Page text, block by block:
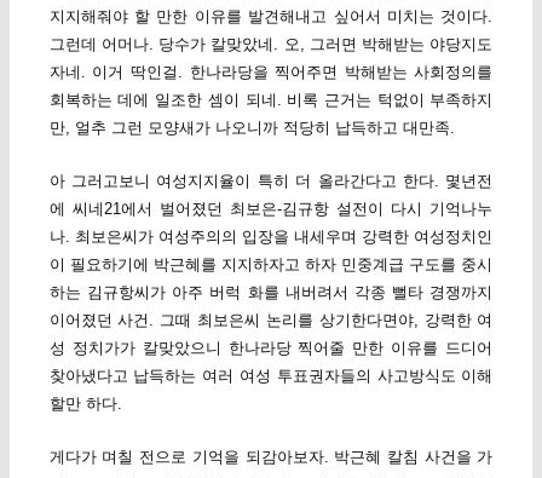
지지해줘야 할 만한 이유를 발견해내고 싶어서 미치는 것이다.
그런데 어머나. 당수가 칼맞았네. 오, 그러면 박해받는 야당지도
자네. 이거 딱인걸. 한나라당을 찍어주면 박해받는 사회정의를
회복하는 데에 일조한 셈이 되네. 비록 근거는 턱없이 부족하지
만, 얼추 그런 모양새가 나오니까 적당히 납득하고 대만족.
아 그러고보니 여성지지율이 특히 더 올라간다고 한다. 몇년전
에 씨네21에서 벌어졌던 최보은-김규항 설전이 다시 기억나누
나. 최보은씨가 여성주의의 입장을 내세우며 강력한 여성정치인
이 필요하기에 박근혜를 지지하자고 하자 민중계급 구도를 중시
하는 김규항씨가 아주 버럭 화를 내버려서 각종 뻘타 경쟁까지
이어졌던 사건. 그때 최보은씨 논리를 상기한다면야, 강력한 여
성 정치가가 칼맞았으니 한나라당 찍어줄 만한 이유를 드디어
찾아냈다고 납득하는 여러 여성 투표권자들의 사고방식도 이해
할만 하다.
게다가 며칠 전으로 기억을 되감아보자. 박근혜 칼침 사건을 가